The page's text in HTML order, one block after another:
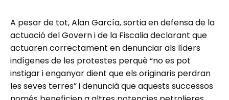
A pesar de tot, Alan García, sortia en defensa de la
actuació del Govern i de la Fiscalia declarant que
actuaren correctament en denunciar als líders
indígenes de les protestes perquè “no es pot
instigar i enganyar dient que els originaris perdran
les seves terres” i denuncià que aquests successos